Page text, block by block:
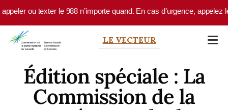
Skip to main content
ou texter le 988 n’importe quand. En cas d’urgence, appelez le 9-
LE VECTEUR
Édition spéciale : La
Commission de la